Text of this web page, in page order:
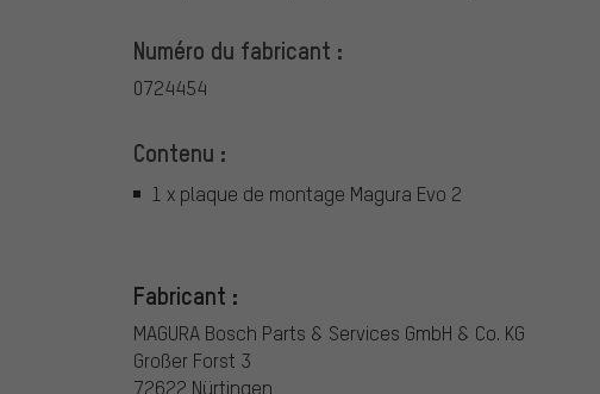
Numéro du fabricant :
0724454
Contenu :
1 x plaque de montage Magura Evo 2
Fabricant :
MAGURA Bosch Parts & Services GmbH & Co. KG
Großer Forst 3
72622 Nürtingen